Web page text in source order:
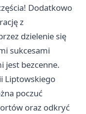
Dodatkowo
z
dzielenie się
sukcesami
jest bezcenne.
Liptowskiego
poczuć
oraz odkryć